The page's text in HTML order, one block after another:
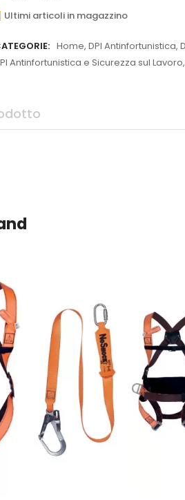
Ultimi articoli in magazzino
Home, DPI Antinfortunistica,
Antinfortunistica e Sicurezza sul Lavoro,